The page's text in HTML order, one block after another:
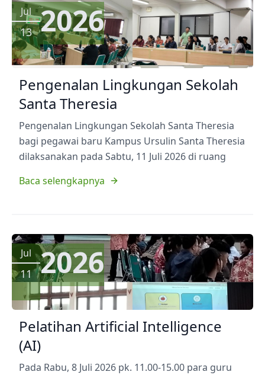
Jul
13 2026
Pengenalan Lingkungan Sekolah
Santa Theresia
Pengenalan Lingkungan Sekolah Santa Theresia
bagi pegawai baru Kampus Ursulin Santa Theresia
dilaksanakan pada Sabtu, 11 Juli 2026 di ruang
Baca selengkapnya
Jul
11 2026
Pelatihan Artificial Intelligence
(AI)
Pada Rabu, 8 Juli 2026 pk. 11.00-15.00 para guru